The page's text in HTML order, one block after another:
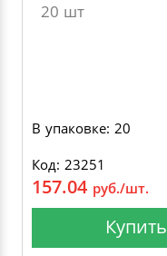
20 шт
В упаковке: 20
Код: 23251
157.04 руб./шт.
Купить